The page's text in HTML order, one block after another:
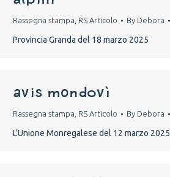
Rassegna stampa RS Articolo By Debora
Provincia Granda del 18 marzo 2025
avis mondovì
Rassegna stampa RS Articolo By Debora
L’Unione Monregalese del 12 marzo 2025